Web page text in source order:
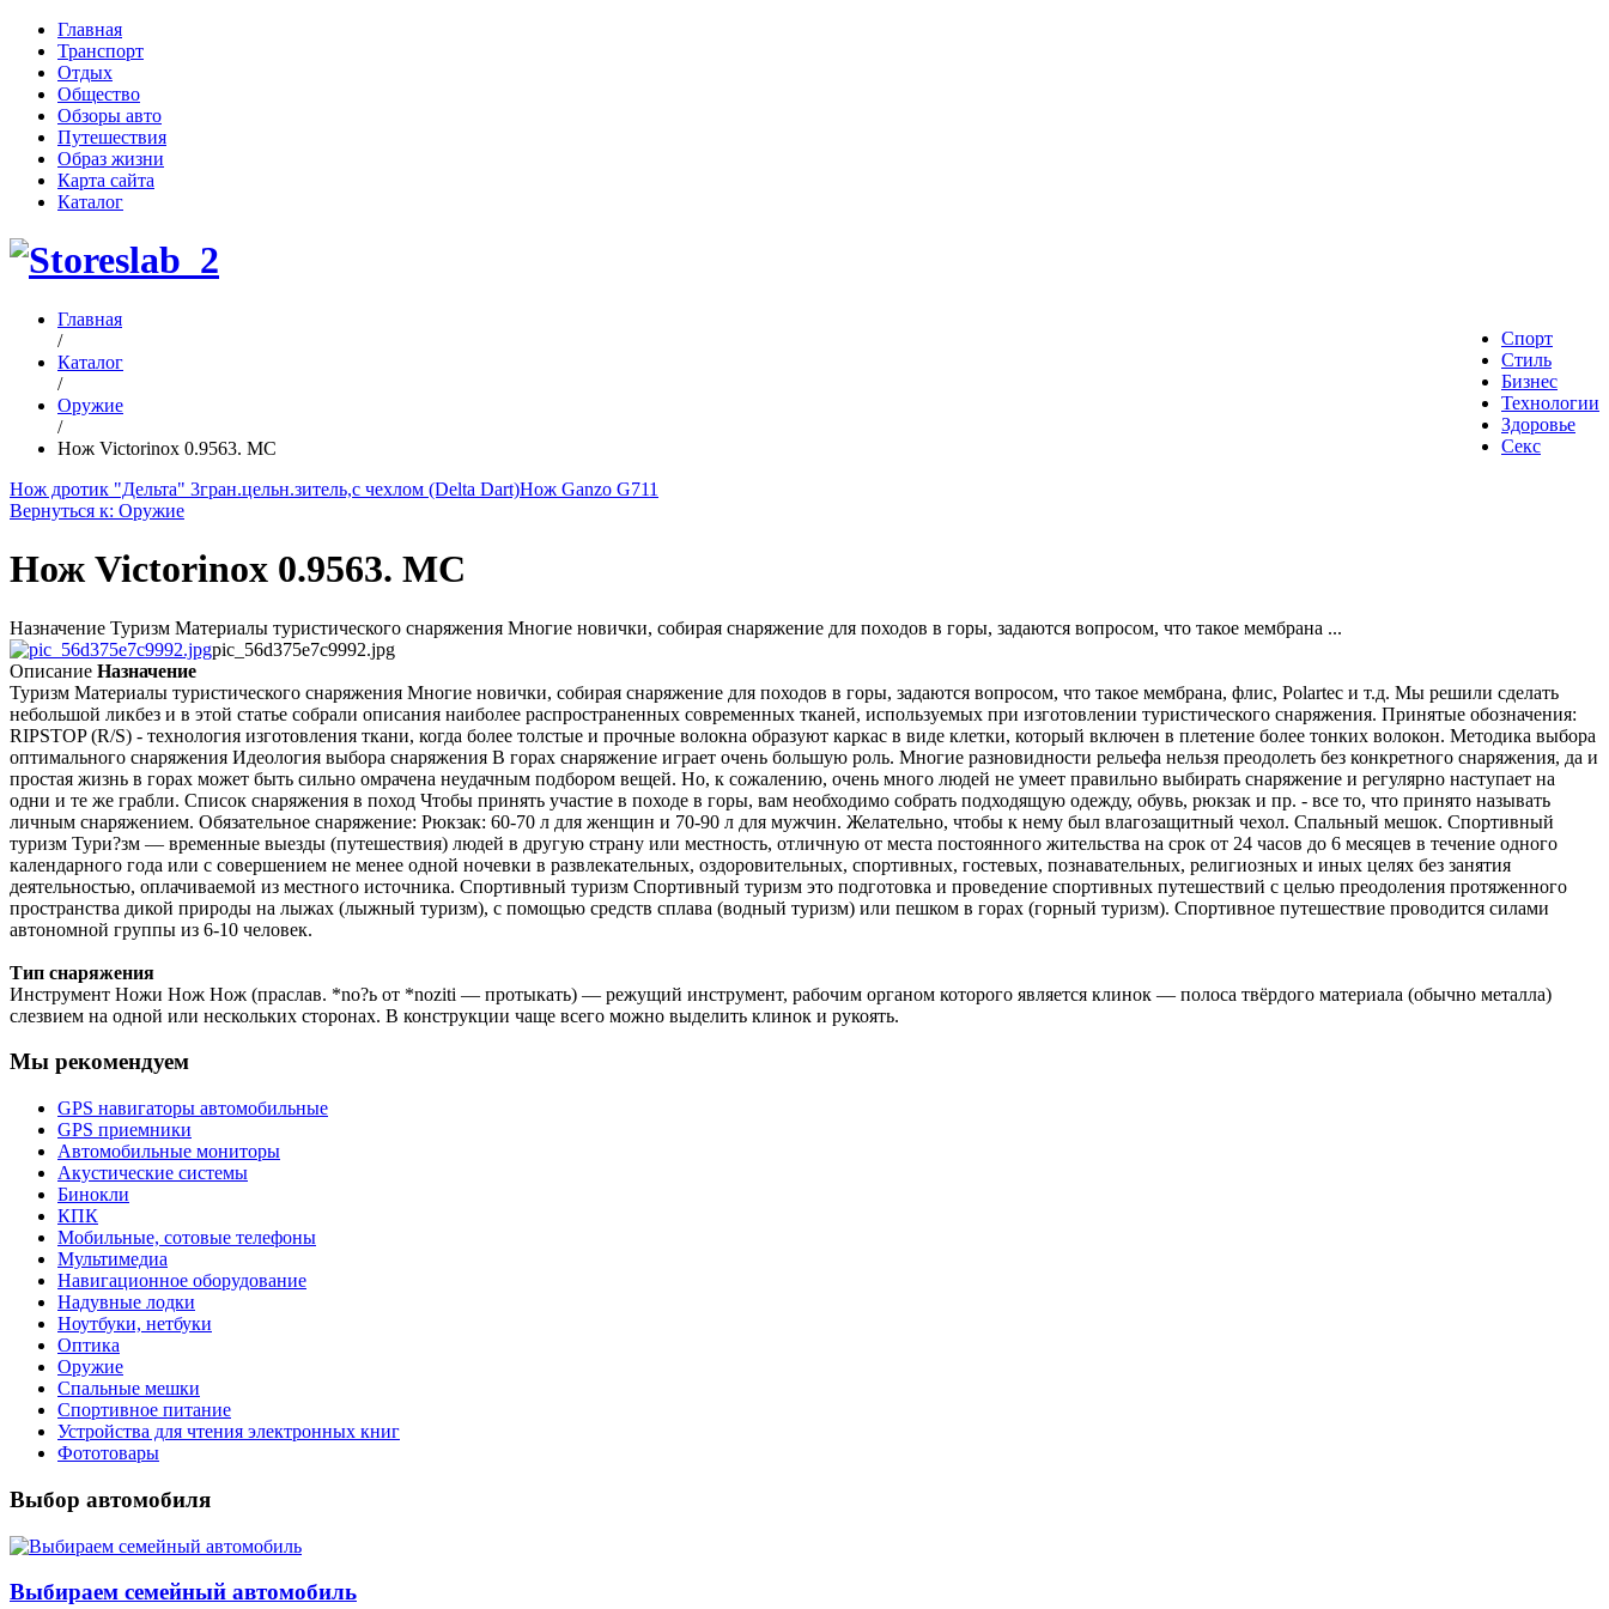
Главная
Транспорт
Отдых
Общество
Обзоры авто
Путешествия
Образ жизни
Карта сайта
Каталог
Спорт
Стиль
Бизнес
Технологии
Здоровье
Секс
Главная
/
Каталог
/
Оружие
/
Нож Victorinox 0.9563. MC
Нож дротик "Дельта" 3гран.цельн.зитель,с чехлом (Delta Dart)Нож Ganzo G711
Вернуться к: Оружие
Нож Victorinox 0.9563. MC
Назначение Туризм Материалы туристического снаряжения Многие новички, собирая снаряжение для походов в горы, задаются вопросом, что такое мембрана ...
pic_56d375e7c9992.jpg
Описание Назначение
Туризм Материалы туристического снаряжения Многие новички, собирая снаряжение для походов в горы, задаются вопросом, что такое мембрана, флис, Polartec и т.д. Мы решили сделать
небольшой ликбез и в этой статье собрали описания наиболее распространенных современных тканей, используемых при изготовлении туристического снаряжения. Принятые обозначения:
RIPSTOP (R/S) - технология изготовления ткани, когда более толстые и прочные волокна образуют каркас в виде клетки, который включен в плетение более тонких волокон. Методика выбора
оптимального снаряжения Идеология выбора снаряжения В горах снаряжение играет очень большую роль. Многие разновидности рельефа нельзя преодолеть без конкретного снаряжения, да и
простая жизнь в горах может быть сильно омрачена неудачным подбором вещей. Но, к сожалению, очень много людей не умеет правильно выбирать снаряжение и регулярно наступает на
одни и те же грабли. Список снаряжения в поход Чтобы принять участие в походе в горы, вам необходимо собрать подходящую одежду, обувь, рюкзак и пр. - все то, что принято называть
личным снаряжением. Обязательное снаряжение: Рюкзак: 60-70 л для женщин и 70-90 л для мужчин. Желательно, чтобы к нему был влагозащитный чехол. Спальный мешок. Спортивный
туризм Тури?зм — временные выезды (путешествия) людей в другую страну или местность, отличную от места постоянного жительства на срок от 24 часов до 6 месяцев в течение одного
календарного года или с совершением не менее одной ночевки в развлекательных, оздоровительных, спортивных, гостевых, познавательных, религиозных и иных целях без занятия
деятельностью, оплачиваемой из местного источника. Спортивный туризм Спортивный туризм это подготовка и проведение спортивных путешествий с целью преодоления протяженного
пространства дикой природы на лыжах (лыжный туризм), с помощью средств сплава (водный туризм) или пешком в горах (горный туризм). Спортивное путешествие проводится силами
автономной группы из 6-10 человек.
Тип снаряжения
Инструмент Ножи Нож Нож (праслав. *no?ь от *noziti — протыкать) — режущий инструмент, рабочим органом которого является клинок — полоса твёрдого материала (обычно металла)
слезвием на одной или нескольких сторонах. В конструкции чаще всего можно выделить клинок и рукоять.
Мы рекомендуем
GPS навигаторы автомобильные
GPS приемники
Автомобильные мониторы
Акустические системы
Бинокли
КПК
Мобильные, сотовые телефоны
Мультимедиа
Навигационное оборудование
Надувные лодки
Ноутбуки, нетбуки
Оптика
Оружие
Спальные мешки
Спортивное питание
Устройства для чтения электронных книг
Фототовары
Выбор автомобиля
Выбираем семейный автомобиль